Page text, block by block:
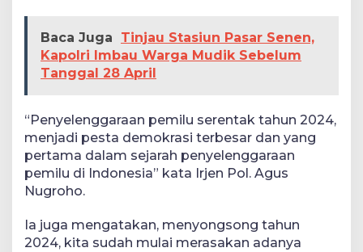
Baca Juga
Tinjau Stasiun Pasar Senen,
Kapolri Imbau Warga Mudik Sebelum
Tanggal 28 April
“Penyelenggaraan pemilu serentak tahun 2024,
menjadi pesta demokrasi terbesar dan yang
pertama dalam sejarah penyelenggaraan
pemilu di Indonesia” kata Irjen Pol. Agus
Nugroho.
Ia juga mengatakan, menyongsong tahun
2024, kita sudah mulai merasakan adanya